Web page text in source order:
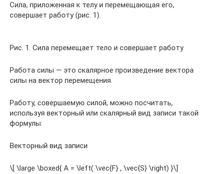
Сила, приложенная к телу и перемещающая его,
совершает работу (рис. 1).
Рис. 1. Сила перемещает тело и совершает работу
Работа силы — это скалярное произведение вектора
силы на вектор перемещения.
Работу, совершаемую силой, можно посчитать,
используя векторный или скалярный вид записи такой
формулы:
Векторный вид записи
\[ \large \boxed{ A = \left( \vec{F} , \vec{S} \right) }\]